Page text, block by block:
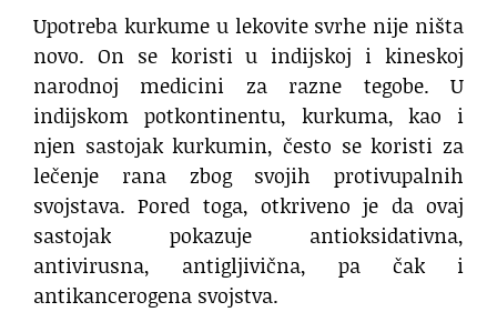
Upotreba kurkume u lekovite svrhe nije ništa
novo. On se koristi u indijskoj i kineskoj
narodnoj medicini za razne tegobe. U
indijskom potkontinentu, kurkuma, kao i
njen sastojak kurkumin, često se koristi za
lečenje rana zbog svojih protivupalnih
svojstava. Pored toga, otkriveno je da ovaj
sastojak pokazuje antioksidativna,
antivirusna, antigljivična, pa čak i
antikancerogena svojstva.